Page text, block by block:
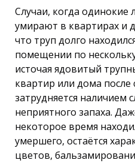
в том
скорую
как и
этому
хим.
Tennant,
Brite,
если
всегда
более
Случаи, когда
умирают в квартирах и
что труп долго
помещении по
источая ядовитый
квартир или дома после
затрудняется наличием
неприятного запаха.
некоторое время
умершего, остаётся
цветов,